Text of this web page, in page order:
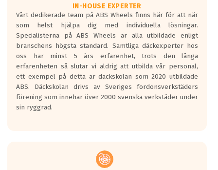
Våtgrepp egenskaper:
Betygsskalan är satt A till F. Där A påvisar
den kortaste bromssträckan och F är den
längsta.
Inga D eller G betyg delas ut för
personbilar och lätta lastbilar.
Betyget sätts efter ett test där däcken
skall bromsa in på en väg där det ligger
0.5-1.5 mm vatten.
I 80km/h kommer skillnaden på
Vid körning i över 50km/h brukar
IN-HOUSE EXPERTER
Vårt dedikerade team på ABS Wheels finns här för att när
som helst hjälpa dig med individuella lösningar.
Specialisterna på ABS Wheels är alla utbildade enligt
branschens högsta standard. Samtliga däckexperter hos
oss har minst 5 års erfarenhet, trots den långa
erfarenheten så slutar vi aldrig att utbilda vår personal,
ett exempel på detta är däckskolan som 2020 utbildade
ABS. Däckskolan drivs av Sveriges fordonsverkstäders
förening som innehar över 2000 svenska verkstäder under
sin ryggrad.